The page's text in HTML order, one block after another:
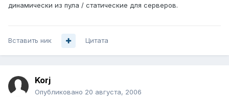
динамически из пула / статические для серверов.
Вставить ник Цитата
Korj
Опубликовано 20 августа, 2006